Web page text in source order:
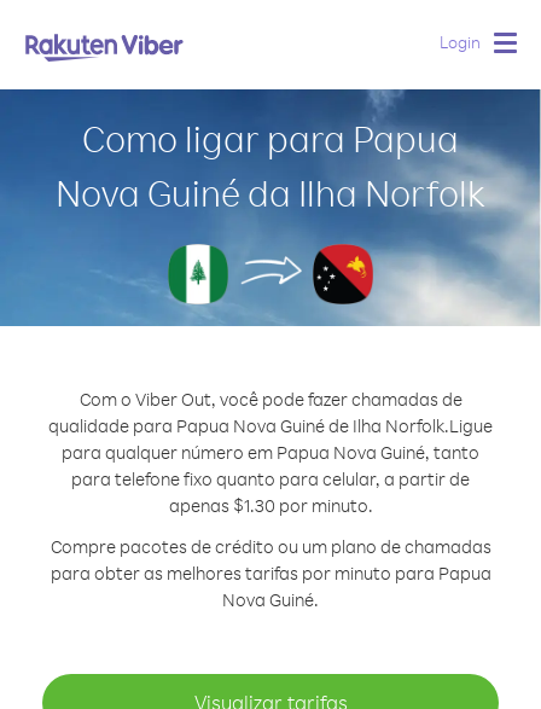
Login
Como ligar para Papua
Nova Guiné da Ilha Norfolk
Com o Viber Out, você pode fazer chamadas de
qualidade para Papua Nova Guiné de Ilha Norfolk.Ligue
para qualquer número em Papua Nova Guiné, tanto
para telefone fixo quanto para celular, a partir de
apenas $1.30 por minuto.
Compre pacotes de crédito ou um plano de chamadas
para obter as melhores tarifas por minuto para Papua
Nova Guiné.
Visualizar tarifas